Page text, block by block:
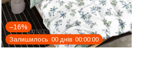
–16%
Залишилось 00 днів 00 00 00